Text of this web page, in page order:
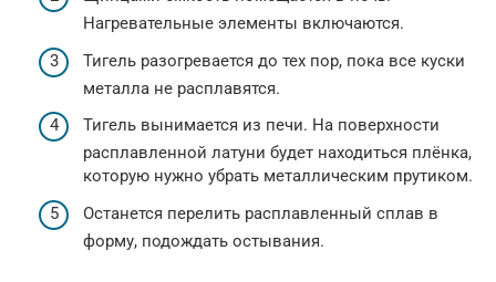
Нагревательные элементы включаются.
Тигель разогревается до тех пор, пока все куски
металла не расплавятся.
Тигель вынимается из печи. На поверхности
расплавленной латуни будет находиться плёнка,
которую нужно убрать металлическим прутиком.
Останется перелить расплавленный сплав в
форму, подождать остывания.